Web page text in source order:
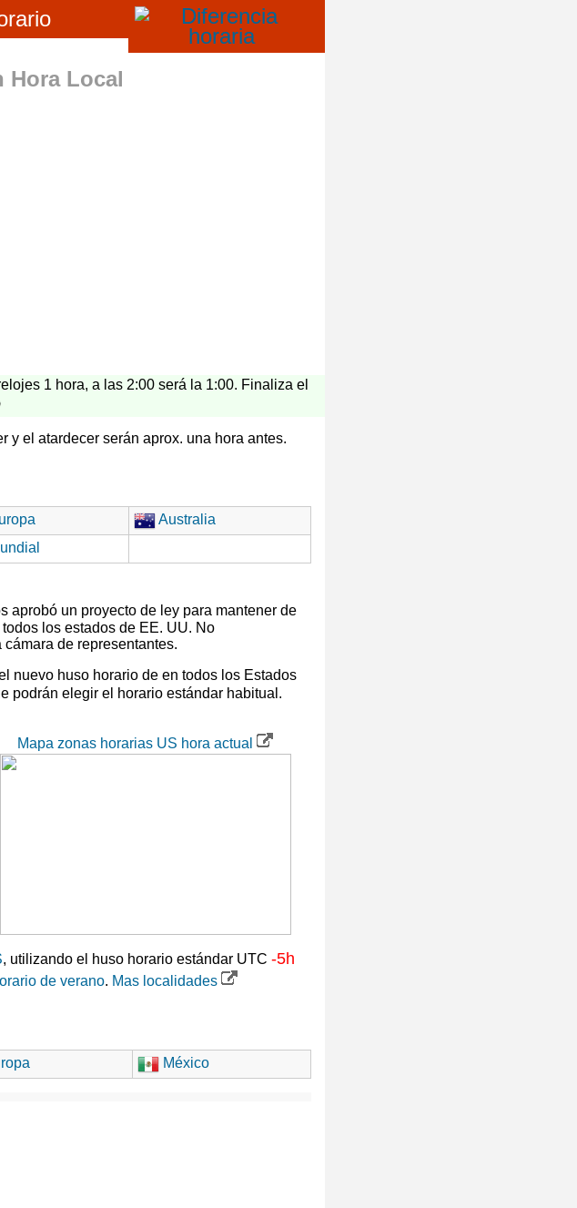
Hora Local
1 hora, a las 2:00 será la 1:00. Finaliza el
y el atardecer serán aprox. una hora antes.
Australia
aprobó un proyecto de ley para mantener de
todos los estados de EE. UU. No
de representantes.
nuevo huso horario de en todos los Estados
podrán elegir el horario estándar habitual.
Mapa zonas horarias US hora actual
, utilizando el huso horario estándar UTC -5h
de verano. Mas localidades
México